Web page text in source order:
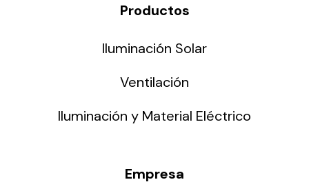
Productos
Iluminación Solar
Ventilación
Iluminación y Material Eléctrico
Empresa